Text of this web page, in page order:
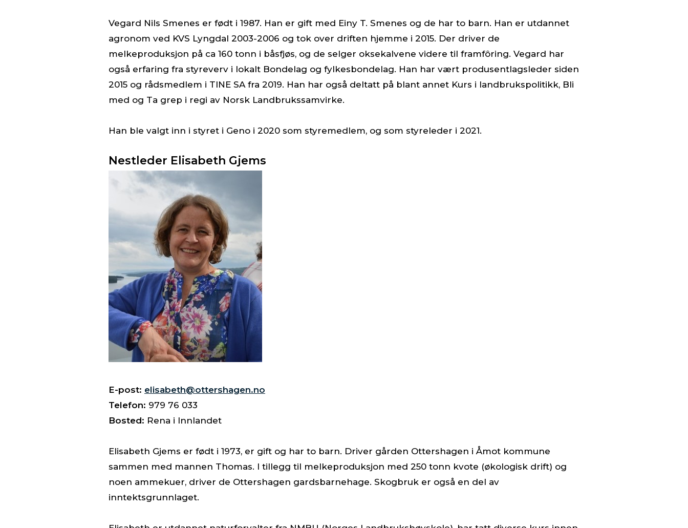
Vegard Nils Smenes er født i 1987. Han er gift med Einy T. Smenes og de har to barn. Han er utdannet
agronom ved KVS Lyngdal 2003-2006 og tok over driften hjemme i 2015. Der driver de
melkeproduksjon på ca 160 tonn i båsfjøs, og de selger oksekalvene videre til framfôring. Vegard har
også erfaring fra styreverv i lokalt Bondelag og fylkesbondelag. Han har vært produsentlagsleder siden
2015 og rådsmedlem i TINE SA fra 2019. Han har også deltatt på blant annet Kurs i landbrukspolitikk, Bli
med og Ta grep i regi av Norsk Landbrukssamvirke.
Han ble valgt inn i styret i Geno i 2020 som styremedlem, og som styreleder i 2021.
Nestleder Elisabeth Gjems
E-post: elisabeth@ottershagen.no
Telefon: 979 76 033
Bosted: Rena i Innlandet
Elisabeth Gjems er født i 1973, er gift og har to barn. Driver gården Ottershagen i Åmot kommune
sammen med mannen Thomas. I tillegg til melkeproduksjon med 250 tonn kvote (økologisk drift) og
noen ammekuer, driver de Ottershagen gardsbarnehage. Skogbruk er også en del av
inntektsgrunnlaget.